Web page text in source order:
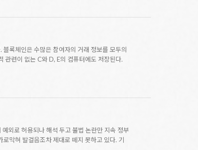
록체인은 수많은 참여자의 거래 정보를 모두의
관련이 없는 C와 D, E의 컴퓨터에도 저장된다.
외로 허용되나 해석 두고 불법 논란만 지속 정부
막혀 발걸음조차 제대로 떼지 못하고 있다. 기